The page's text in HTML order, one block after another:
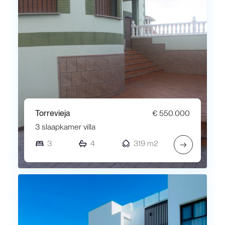
Torrevieja
€ 550.000
3 slaapkamer villa
3
4 319 m2 →